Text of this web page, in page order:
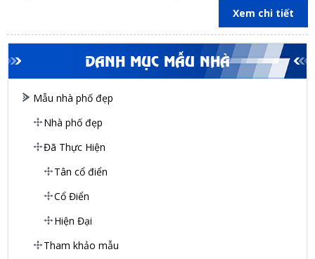
DANH MỤC MẪU NHÀ
Mẫu nhà phố đẹp
Nhà phố đẹp
Đã Thực Hiện
Tân cổ điển
Cổ Điển
Hiện Đại
Tham khảo mẫu
Xem chi tiết